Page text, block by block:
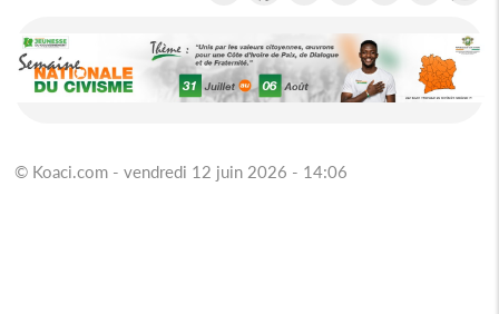
© Koaci.com - vendredi 12 juin 2026 - 14:06